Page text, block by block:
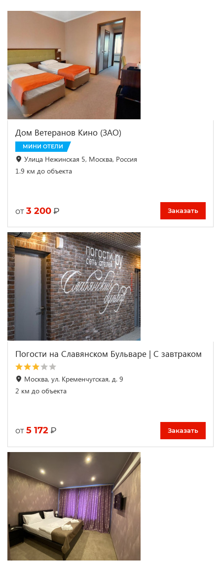
Дом Ветеранов Кино (ЗАО)
МИНИ ОТЕЛИ
Улица Нежинская 5, Москва, Россия
1.9 км до объекта
от 3 200 ₽ Заказать
Погости на Славянском Бульваре | С завтраком
Москва, ул. Кременчугская, д. 9
2 км до объекта
от 5 172 ₽ Заказать